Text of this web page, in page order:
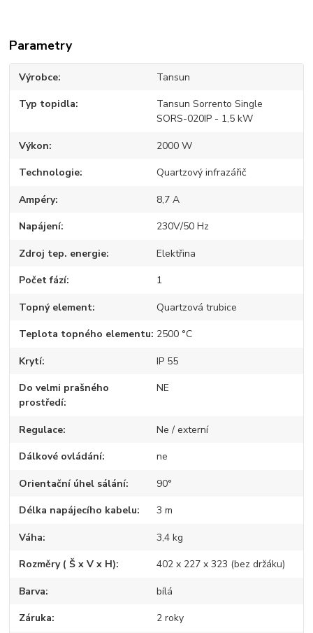
Parametry
Výrobce Tansun
Typ topidla
Tansun Sorrento Single
SORS-020IP - 1,5 kW
Výkon 2000 W
Technologie Quartzový infrazářič
Ampéry 8,7 A
Napájení 230V/50 Hz
Zdroj tep. energie Elektřina
Počet fází 1
Topný element Quartzová trubice
Teplota topného elementu 2500 °C
Krytí IP 55
Do velmi prašného
prostředí
NE
Regulace Ne / externí
Dálkové ovládání ne
Orientační úhel sálání 90°
Délka napájecího kabelu 3 m
Váha 3,4 kg
Rozměry ( Š x V x H) 402 x 227 x 323 (bez držáku)
Barva bílá
Záruka 2 roky